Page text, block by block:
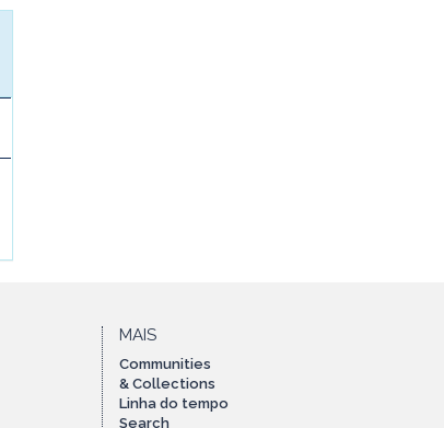
MAIS
Communities
& Collections
Linha do tempo
Search